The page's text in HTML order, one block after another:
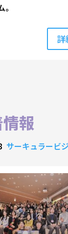
報
サーキュラービ